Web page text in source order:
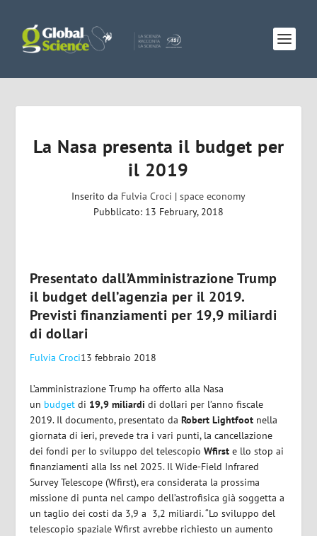
La Nasa presenta il budget per
il 2019
Inserito da Fulvia Croci | space economy
Pubblicato: 13 February, 2018
Presentato dall’Amministrazione Trump
il budget dell’agenzia per il 2019.
Previsti finanziamenti per 19,9 miliardi
di dollari
Fulvia Croci13 febbraio 2018
L’amministrazione Trump ha offerto alla Nasa
un budget di 19,9 miliardi di dollari per l’anno fiscale
2019. Il documento, presentato daRobert Lightfoot nella
giornata di ieri, prevede tra i vari punti, la cancellazione
dei fondi per lo sviluppo del telescopioWfirst e llo stop ai
finanziamenti alla Iss nel 2025. Il Wide-Field Infrared
Survey Telescope (Wfirst), era considerata la prossima
missione di punta nel campo dell’astrofisica già soggetta a
un taglio dei costi da 3,9 a 3,2 miliardi. “Lo sviluppo del
telescopio spaziale Wfirst avrebbe richiesto un aumento